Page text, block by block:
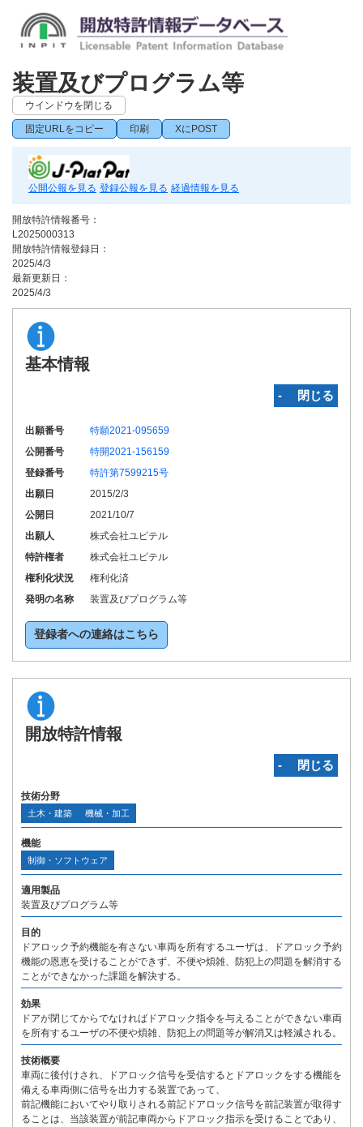
装置及びプログラム等
ウインドウを閉じる
固定URLをコピー 印刷 XにPOST
公開公報を見る 登録公報を見る 経過情報を見る
開放特許情報番号：
L2025000313
開放特許情報登録日：
2025/4/3
最新更新日：
2025/4/3
基本情報
‐ 閉じる
出願番号
特願2021-095659
公開番号
特開2021-156159
登録番号
特許第7599215号
出願日
2015/2/3
公開日
2021/10/7
出願人
株式会社ユピテル
特許権者
株式会社ユピテル
権利化状況
権利化済
発明の名称
装置及びプログラム等
登録者への連絡はこちら
開放特許情報
‐ 閉じる
技術分野
土木・建築 機械・加工
機能
制御・ソフトウェア
適用製品
装置及びプログラム等
目的
ドアロック予約機能を有さない車両を所有するユーザは、ドアロック予約
機能の恩恵を受けることができず、不便や煩雑、防犯上の問題を解消する
ことができなかった課題を解決する。
効果
ドアが閉じてからでなければドアロック指令を与えることができない車両
を所有するユーザの不便や煩雑、防犯上の問題等が解消又は軽減される。
技術概要
車両に後付けされ、ドアロック信号を受信するとドアロックをする機能を
備える車両側に信号を出力する装置であって、
前記機能においてやり取りされる前記ドアロック信号を前記装置が取得す
ることは、当該装置が前記車両からドアロック指示を受けることであり、